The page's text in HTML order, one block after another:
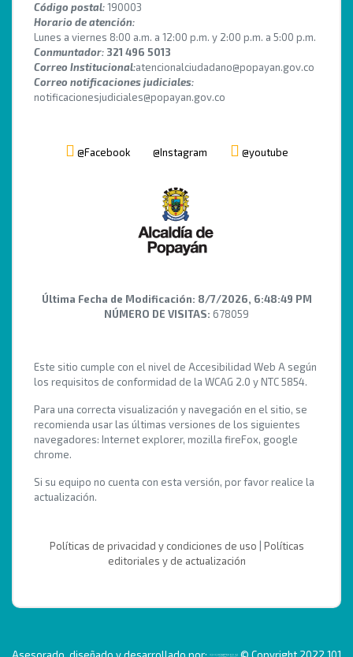
Código postal:190003
Horario de atención:
Lunes a viernes 8:00 a.m. a 12:00 p.m. y 2:00 p.m. a 5:00 p.m.
Conmuntador: 321 496 5013
Correo Institucional:atencionalciudadano@popayan.gov.co
Correo notificaciones judiciales:
notificacionesjudiciales@popayan.gov.co
@Facebook @Instagram @youtube
Última Fecha de Modificación: 8/7/2026, 6:48:49 PM
NÚMERO DE VISITAS: 678059
Este sitio cumple con el nivel de Accesibilidad Web A según
los requisitos de conformidad de la WCAG 2.0 y NTC 5854.
Para una correcta visualización y navegación en el sitio, se
recomienda usar las últimas versiones de los siguientes
navegadores: Internet explorer, mozilla fireFox, google
chrome.
Si su equipo no cuenta con esta versión, por favor realice la
actualización.
Políticas de privacidad y condiciones de uso
Políticas
editoriales y de actualización